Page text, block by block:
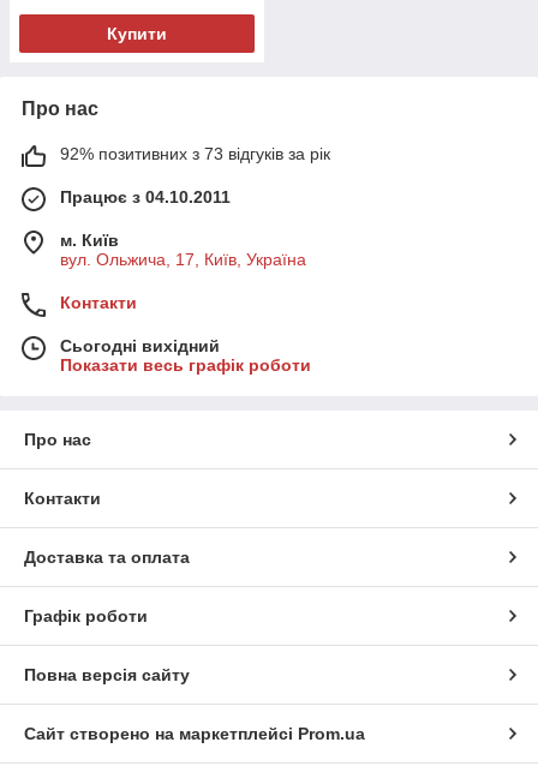
Купити
Про нас
92% позитивних з 73 відгуків за рік
Працює з 04.10.2011
м. Київ
вул. Ольжича, 17, Київ, Україна
Контакти
Сьогодні вихідний
Показати весь графік роботи
Про нас
Контакти
Доставка та оплата
Графік роботи
Повна версія сайту
Сайт створено на маркетплейсі Prom.ua